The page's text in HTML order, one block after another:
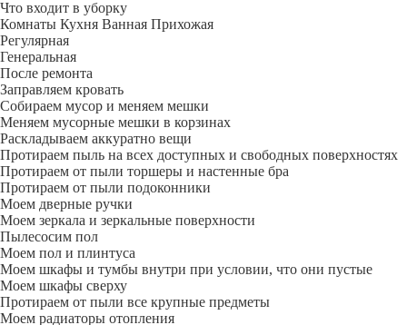
Что входит в уборку
Регу­лярная
Гене­ральная
После ремонта
Заправляем кровать
Собираем мусор и меняем мешки
Меняем мусорные мешки в корзинах
Раскладываем аккуратно вещи
Протираем пыль на всех доступных и свободных поверхностях
Протираем от пыли торшеры и настенные бра
Протираем от пыли подоконники
Моем дверные ручки
Моем зеркала и зеркальные поверхности
Пылесосим пол
Моем пол и плинтуса
Моем шкафы и тумбы внутри при условии, что они пустые
Моем шкафы сверху
Протираем от пыли все крупные предметы
Моем радиаторы отопления